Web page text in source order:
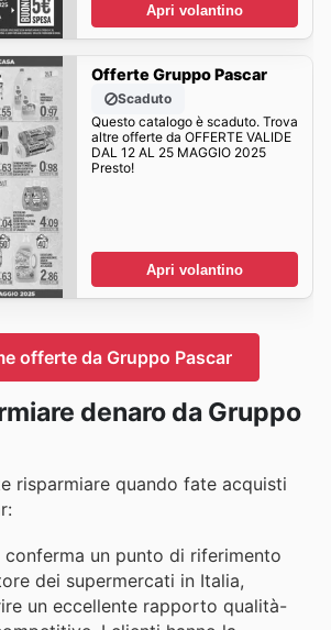
Apri volantino
Offerte Gruppo Pascar
Scaduto
Questo catalogo è scaduto. Trova
altre offerte da OFFERTE VALIDE
DAL 12 AL 25 MAGGIO 2025
Presto!
Apri volantino
offerte da Gruppo Pascar
denaro da Gruppo
risparmiare quando fate acquisti
conferma un punto di riferimento
dei supermercati in Italia,
un eccellente rapporto qualità-